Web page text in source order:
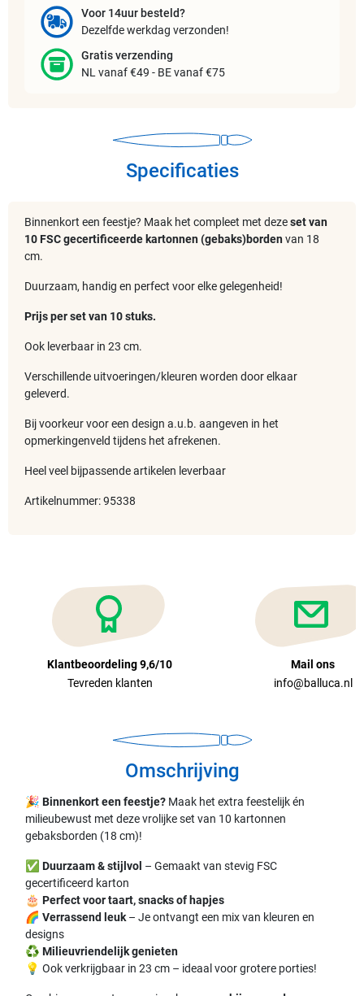
Voor 14uur besteld?
Dezelfde werkdag verzonden!
Gratis verzending
NL vanaf €49 - BE vanaf €75
Specificaties
Binnenkort een feestje? Maak het compleet met dezeset van
10 FSC gecertificeerde kartonnen (gebaks)bordenvan 18
cm.
Duurzaam, handig en perfect voor elke gelegenheid!
Prijs per set van 10 stuks.
Ook leverbaar in 23 cm.
Verschillende uitvoeringen/kleuren worden door elkaar
geleverd.
Bij voorkeur voor een design a.u.b. aangeven in het
opmerkingenveld tijdens het afrekenen.
Heel veel bijpassende artikelen leverbaar
Artikelnummer: 95338
Klantbeoordeling 9,6/10
Tevreden klanten
Mail ons
info@balluca.nl
Omschrijving
🎉Binnenkort een feestje? Maak het extra feestelijk én
milieubewust met deze vrolijke set van 10 kartonnen
gebaksborden (18 cm)!
✅Duurzaam & stijlvol – Gemaakt van stevig FSC
gecertificeerd karton
🎂Perfect voor taart, snacks of hapjes
🌈Verrassend leuk – Je ontvangt een mix van kleuren en
designs
♻️Milieuvriendelijk genieten
💡 Ook verkrijgbaar in 23 cm – ideaal voor grotere porties!